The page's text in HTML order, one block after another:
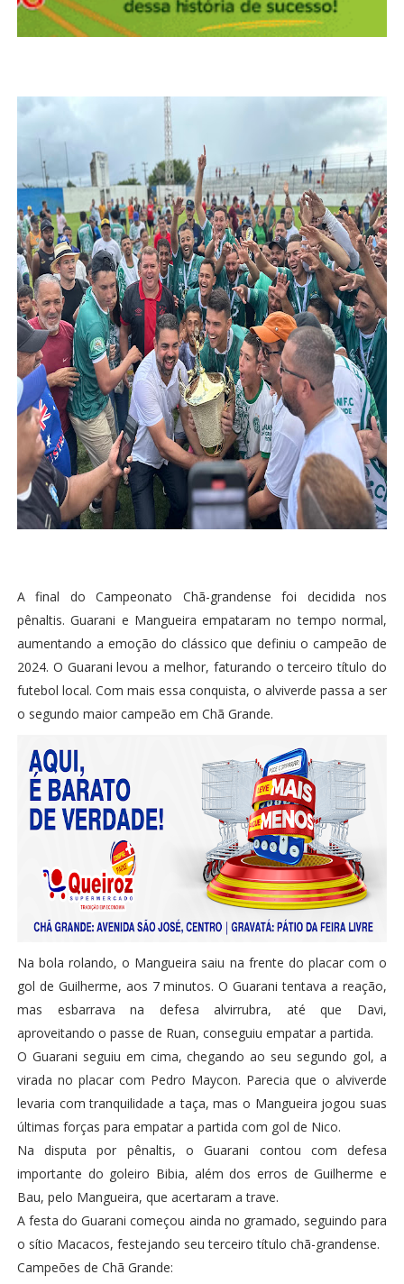
A final do Campeonato Chã-grandense foi decidida nos
pênaltis. Guarani e Mangueira empataram no tempo normal,
aumentando a emoção do clássico que definiu o campeão de
2024. O Guarani levou a melhor, faturando o terceiro título do
futebol local. Com mais essa conquista, o alviverde passa a ser
o segundo maior campeão em Chã Grande.
Na bola rolando, o Mangueira saiu na frente do placar com o
gol de Guilherme, aos 7 minutos. O Guarani tentava a reação,
mas esbarrava na defesa alvirrubra, até que Davi,
aproveitando o passe de Ruan, conseguiu empatar a partida.
O Guarani seguiu em cima, chegando ao seu segundo gol, a
virada no placar com Pedro Maycon. Parecia que o alviverde
levaria com tranquilidade a taça, mas o Mangueira jogou suas
últimas forças para empatar a partida com gol de Nico.
Na disputa por pênaltis, o Guarani contou com defesa
importante do goleiro Bibia, além dos erros de Guilherme e
Bau, pelo Mangueira, que acertaram a trave.
A festa do Guarani começou ainda no gramado, seguindo para
o sítio Macacos, festejando seu terceiro título chã-grandense.
Campeões de Chã Grande: